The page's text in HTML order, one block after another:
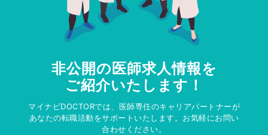
非公開の医師求人情報を
ご紹介いたします！
マイナビDOCTORでは、医師専任のキャリアパートナーが
あなたの転職活動をサポートいたします。お気軽にお問い
合わせください。